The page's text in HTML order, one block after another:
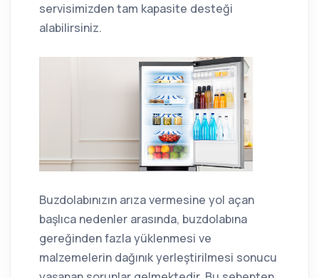
servisimizden tam kapasite desteği
alabilirsiniz.
Buzdolabınızın arıza vermesine yol açan
başlıca nedenler arasında, buzdolabına
gereğinden fazla yüklenmesi ve
malzemelerin dağınık yerleştirilmesi sonucu